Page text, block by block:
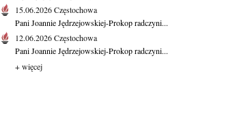
15.06.2026Częstochowa
Pani Joannie Jędrzejowskiej-Prokop radczyni...
12.06.2026Częstochowa
Pani Joannie Jędrzejowskiej-Prokop radczyni...
+ więcej